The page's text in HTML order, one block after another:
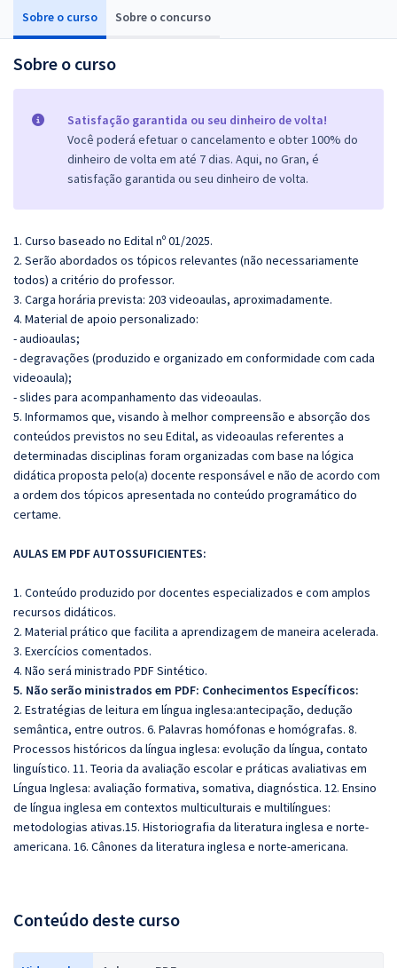
Sobre o curso Sobre o concurso
Sobre o curso
Satisfação garantida ou seu dinheiro de volta!
Você poderá efetuar o cancelamento e obter 100% do
dinheiro de volta em até 7 dias. Aqui, no Gran, é
satisfação garantida ou seu dinheiro de volta.
1. Curso baseado no Edital nº 01/2025.
2. Serão abordados os tópicos relevantes (não necessariamente
todos) a critério do professor.
3. Carga horária prevista: 203 videoaulas, aproximadamente.
4. Material de apoio personalizado:
- audioaulas;
- degravações (produzido e organizado em conformidade com cada
videoaula);
- slides para acompanhamento das videoaulas.
5. Informamos que, visando à melhor compreensão e absorção dos
conteúdos previstos no seu Edital, as videoaulas referentes a
determinadas disciplinas foram organizadas com base na lógica
didática proposta pelo(a) docente responsável e não de acordo com
a ordem dos tópicos apresentada no conteúdo programático do
certame.
AULAS EM PDF AUTOSSUFICIENTES:
1. Conteúdo produzido por docentes especializados e com amplos
recursos didáticos.
2. Material prático que facilita a aprendizagem de maneira acelerada.
3. Exercícios comentados.
4. Não será ministrado PDF Sintético.
5. Não serão ministrados em PDF: Conhecimentos Específicos:
2. Estratégias de leitura em língua inglesa:antecipação, dedução
semântica, entre outros. 6. Palavras homófonas e homógrafas. 8.
Processos históricos da língua inglesa: evolução da língua, contato
linguístico. 11. Teoria da avaliação escolar e práticas avaliativas em
Língua Inglesa: avaliação formativa, somativa, diagnóstica. 12. Ensino
de língua inglesa em contextos multiculturais e multilíngues:
metodologias ativas.15. Historiografia da literatura inglesa e norte-
americana. 16. Cânones da literatura inglesa e norte-americana.
Conteúdo deste curso